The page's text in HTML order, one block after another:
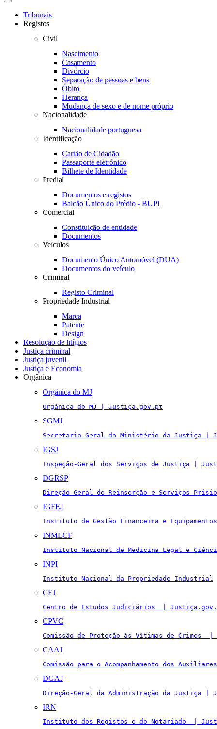
Toggle
navigationTribunais
Registos
Civil
Nascimento
Casamento
Divórcio
Separação de pessoas e bens
Óbito
Herança
Mudança de sexo e de nome próprio
Nacionalidade
Nacionalidade portuguesa
Identificação
Cartão de Cidadão
Passaporte eletrónico
Bilhete de Identidade
Predial
Documentos e registos
Balcão Único do Prédio - BUPi
Comercial
Constituição de entidade
Documentos
Veículos
Documento Único Automóvel (DUA)
Documentos do veículo
Criminal
Registo Criminal
Propriedade Industrial
Marca
Patente
Design
Resolução de litígios
Justiça criminal
Justiça juvenil
Justiça e Economia
Orgânica
Orgânica do MJ
Orgânica do MJ | Justiça.gov.pt
SGMJ
Secretaria-Geral do Ministério da Justiça |
IGSJ
Inspeção-Geral dos Serviços de Justiça |
DGRSP
Direção-Geral de Reinserção e Serviços
IGFEJ
Instituto de Gestão Financeira e
INMLCF
Instituto Nacional de Medicina Legal e
INPI
Instituto Nacional da Propriedade Industrial
CEJ
Centro de Estudos Judiciários  |
CPVC
Comissão de Proteção às Vítimas de Crimes
CAAJ
Comissão para o Acompanhamento dos
DGAJ
Direção-Geral da Administração da Justiça |
IRN
Instituto dos Registos e do Notariado  |